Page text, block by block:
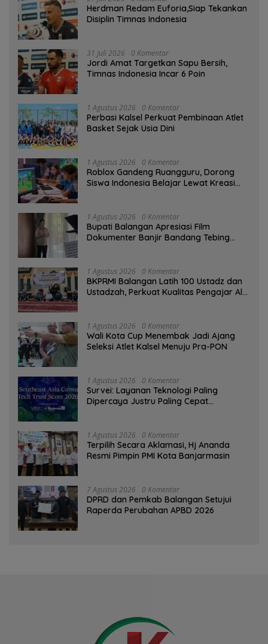
Herdman Redam Euforia,Siap Tekankan
Disiplin Timnas Indonesia
31 Juli 2026 0 Komentar
Jordi Amat Targetkan Sapu Bersih,
Timnas Indonesia Incar 6 Poin
1 Agustus 2026 0 Komentar
Perbasi Kalsel Perkuat Pembinaan Atlet
Basket Sejak Usia Dini
1 Agustus 2026 0 Komentar
Roblox Gandeng Ruangguru, Dorong
Siswa Indonesia Belajar Lewat Kreasi
1 Agustus 2026 0 Komentar
Bupati Balangan Apresiasi Film
Dokumenter Banjir Bandang Tebing
1 Agustus 2026 0 Komentar
BKPRMI Balangan Latih 100 Ustadz dan
Ustadzah, Perkuat Kualitas Pengajar Al-
1 Agustus 2026 0 Komentar
Wali Kota Cup Menembak Jadi Ajang
Seleksi Atlet Kalsel Menuju Pra-PON
1 Agustus 2026 0 Komentar
Survei: Layanan Teknologi Paling
Dipercaya Justru Paling Cepat
1 Agustus 2026 0 Komentar
‎Terpilih Secara Aklamasi, Hj Ananda
Resmi Pimpin PMI Kota Banjarmasin
7 Agustus 2026 0 Komentar
DPRD dan Pemkab Balangan Setujui
Raperda Perubahan APBD 2026